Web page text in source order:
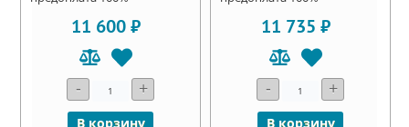
11 600 ₽
- +
В корзину
11 735 ₽
- +
В корзину